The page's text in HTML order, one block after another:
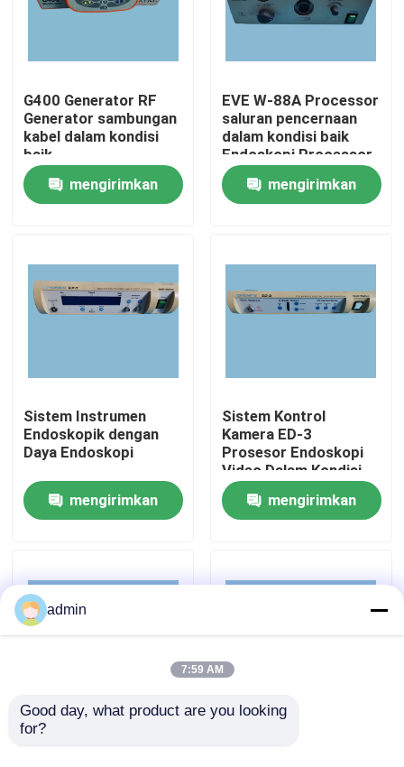
Produk
Tentang kami
Hubungi Kami
G400 Generator RF
Generator sambungan
kabel dalam kondisi
baik
mengirimkan
EVE W-88A Processor
saluran pencernaan
dalam kondisi baik
Endoskopi Processor
mengirimkan
Sistem Instrumen
Endoskopik dengan
Daya Endoskopi
mengirimkan
Sistem Kontrol
Kamera ED-3
Prosesor Endoskopi
Video Dalam Kondisi
Baik
mengirimkan
LIGASURE-TM8 Unit
admin
7:59 AM
Good day, what product are you looking
for?